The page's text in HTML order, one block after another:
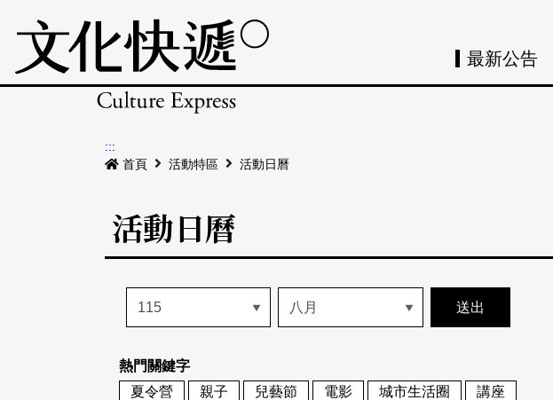
最新公告
:::
首頁
活動特區 活動日曆
活動日曆
熱門關鍵字
夏令營
親子 兒藝節 電影 城市生活圈 講座